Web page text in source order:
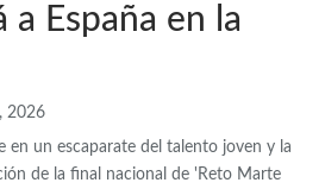
a España en la
2026
en un escaparate del talento joven y la
de la final nacional de 'Reto Marte